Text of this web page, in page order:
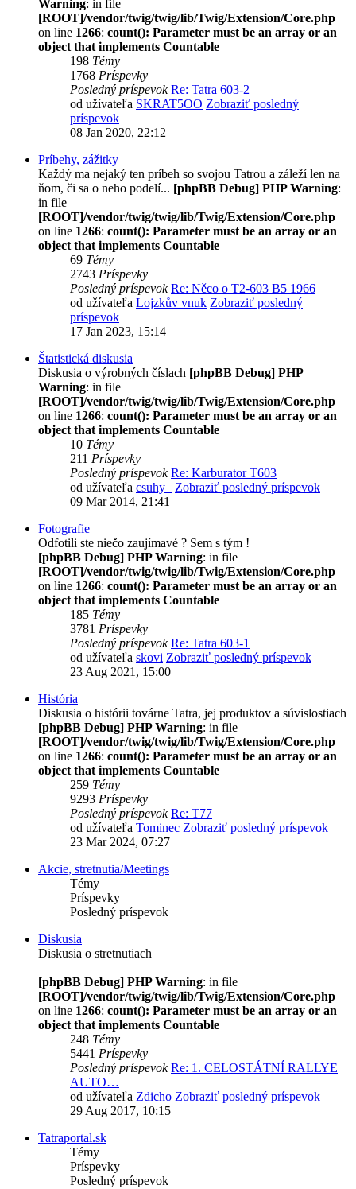
Warning: in file
[ROOT]/vendor/twig/twig/lib/Twig/Extension/Core.php
on line 1266: count(): Parameter must be an array or an
object that implements Countable
198 Témy
1768 Príspevky
Posledný príspevok Re: Tatra 603-2
od užívateľa SKRAT5OO Zobraziť posledný
príspevok
08 Jan 2020, 22:12
Príbehy, zážitky
Každý ma nejaký ten príbeh so svojou Tatrou a záleží len na
ňom, či sa o neho podelí... [phpBB Debug] PHP Warning:
in file
[ROOT]/vendor/twig/twig/lib/Twig/Extension/Core.php
on line 1266: count(): Parameter must be an array or an
object that implements Countable
69 Témy
2743 Príspevky
Posledný príspevok Re: Něco o T2-603 B5 1966
od užívateľa Lojzkův vnuk Zobraziť posledný
príspevok
17 Jan 2023, 15:14
Štatistická diskusia
Diskusia o výrobných číslach [phpBB Debug] PHP
Warning: in file
[ROOT]/vendor/twig/twig/lib/Twig/Extension/Core.php
on line 1266: count(): Parameter must be an array or an
object that implements Countable
10 Témy
211 Príspevky
Posledný príspevok Re: Karburator T603
od užívateľa csuhy_
Zobraziť posledný príspevok
09 Mar 2014, 21:41
Fotografie
Odfotili ste niečo zaujímavé ? Sem s tým !
[phpBB Debug] PHP Warning: in file
[ROOT]/vendor/twig/twig/lib/Twig/Extension/Core.php
on line 1266: count(): Parameter must be an array or an
object that implements Countable
185 Témy
3781 Príspevky
Posledný príspevok Re: Tatra 603-1
od užívateľa skovi Zobraziť posledný príspevok
23 Aug 2021, 15:00
História
Diskusia o histórii továrne Tatra, jej produktov a súvislostiach
[phpBB Debug] PHP Warning: in file
[ROOT]/vendor/twig/twig/lib/Twig/Extension/Core.php
on line 1266: count(): Parameter must be an array or an
object that implements Countable
259 Témy
9293 Príspevky
Posledný príspevok Re: T77
od užívateľa Tominec Zobraziť posledný príspevok
23 Mar 2024, 07:27
Akcie, stretnutia/Meetings
Témy
Príspevky
Posledný príspevok
Diskusia
Diskusia o stretnutiach
[phpBB Debug] PHP Warning: in file
[ROOT]/vendor/twig/twig/lib/Twig/Extension/Core.php
on line 1266: count(): Parameter must be an array or an
object that implements Countable
248 Témy
5441 Príspevky
Posledný príspevok Re: 1. CELOSTÁTNÍ RALLYE
AUTO…
od užívateľa Zdicho Zobraziť posledný príspevok
29 Aug 2017, 10:15
Tatraportal.sk
Témy
Príspevky
Posledný príspevok